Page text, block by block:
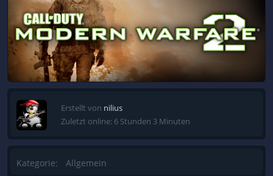
Erstellt von nilius
Zuletzt online: 6 Stunden 3 Minuten
Kategorie: Allgemein